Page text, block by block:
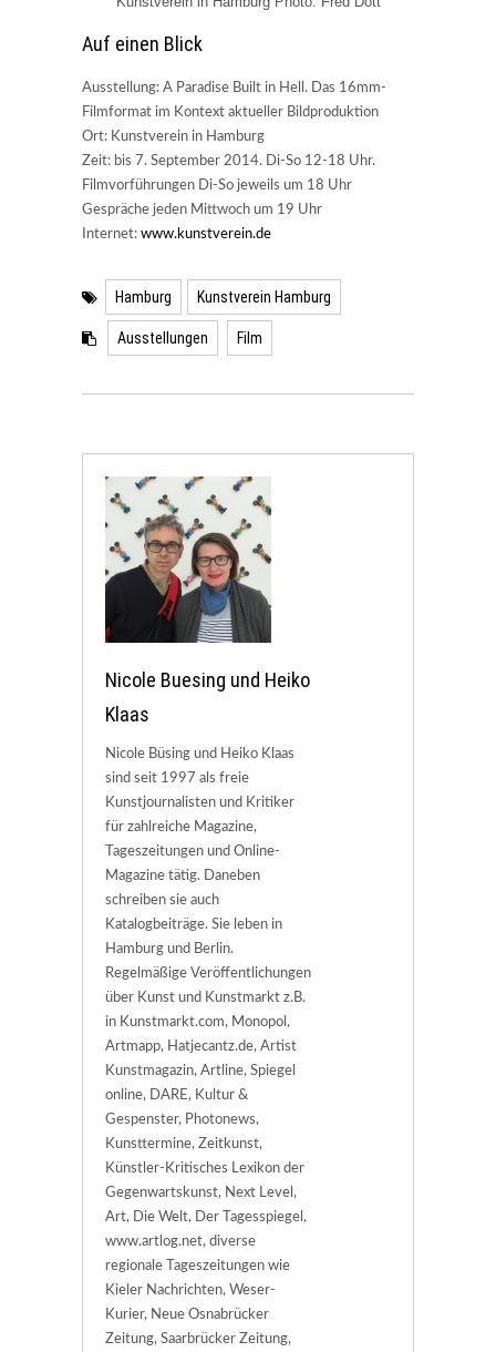
Auf einen Blick
Ausstellung: A Paradise Built in Hell. Das 16mm-
Filmformat im Kontext aktueller Bildproduktion
Ort: Kunstverein in Hamburg
Zeit: bis 7. September 2014. Di-So 12-18 Uhr.
Filmvorführungen Di-So jeweils um 18 Uhr
Gespräche jeden Mittwoch um 19 Uhr
Internet: www.kunstverein.de
Hamburg Kunstverein Hamburg
Ausstellungen Film
Nicole Buesing und Heiko
Klaas
Nicole Büsing und Heiko Klaas
sind seit 1997 als freie
Kunstjournalisten und Kritiker
für zahlreiche Magazine,
Tageszeitungen und Online-
Magazine tätig. Daneben
schreiben sie auch
Katalogbeiträge. Sie leben in
Hamburg und Berlin.
Regelmäßige Veröffentlichungen
über Kunst und Kunstmarkt z.B.
in Kunstmarkt.com, Monopol,
Artmapp, Hatjecantz.de, Artist
Kunstmagazin, Artline, Spiegel
online, DARE, Kultur &
Gespenster, Photonews,
Kunsttermine, Zeitkunst,
Künstler-Kritisches Lexikon der
Gegenwartskunst, Next Level,
Art, Die Welt, Der Tagesspiegel,
www.artlog.net, diverse
regionale Tageszeitungen wie
Kieler Nachrichten, Weser-
Kurier, Neue Osnabrücker
Zeitung, Saarbrücker Zeitung,